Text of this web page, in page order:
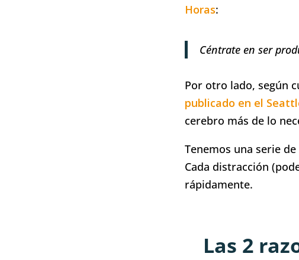
Horas:
Céntrate en ser
Por otro lado, según
publicado en el
cerebro más de lo
Tenemos una serie
Cada distracción
rápidamente.
Las 2